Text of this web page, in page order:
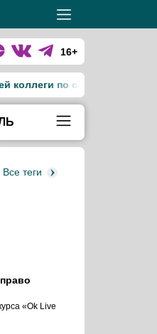
16+
по сериалу «Тед
Все теги
«Ok Live